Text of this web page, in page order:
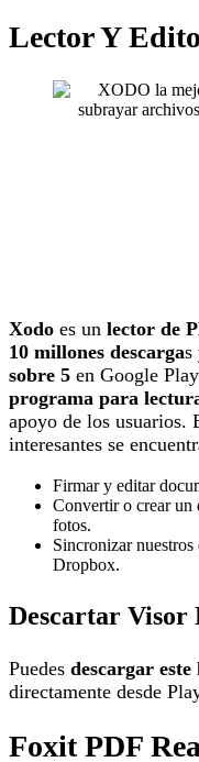
Lector Y
Xodo es un lector de
10 millones descargas
sobre 5 en Google
programa para
apoyo de los usuarios.
interesantes se
Firmar y editar
Convertir o crear un
fotos.
Sincronizar
Dropbox.
Descartar Visor
Puedes descargar
directamente desde
Foxit PDF